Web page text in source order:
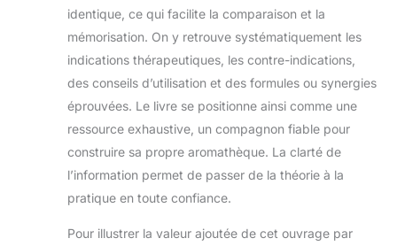
identique, ce qui facilite la comparaison et la
mémorisation. On y retrouve systématiquement les
indications thérapeutiques, les contre-indications,
des conseils d’utilisation et des formules ou synergies
éprouvées. Le livre se positionne ainsi comme une
ressource exhaustive, un compagnon fiable pour
construire sa propre aromathèque. La clarté de
l’information permet de passer de la théorie à la
pratique en toute confiance.
Pour illustrer la valeur ajoutée de cet ouvrage par